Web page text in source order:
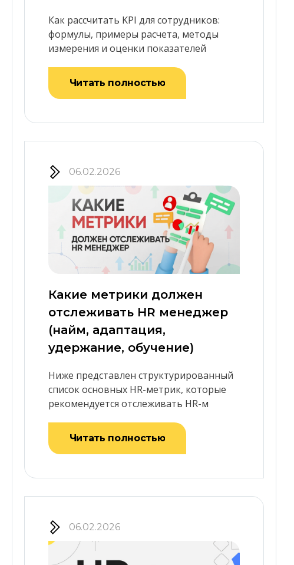
Как рассчитать KPI для сотрудников:
формулы, примеры расчета, методы
измерения и оценки показателей
Читать полностью
06.02.2026
Какие метрики должен
отслеживать HR менеджер
(найм, адаптация,
удержание, обучение)
Ниже представлен структурированный
список основных HR-метрик, которые
рекомендуется отслеживать HR-м
Читать полностью
06.02.2026